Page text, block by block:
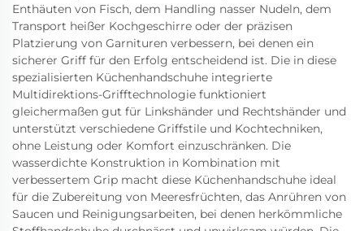
Enthäuten von Fisch, dem Handling nasser Nudeln, dem
Transport heißer Kochgeschirre oder der präzisen
Platzierung von Garnituren verbessern, bei denen ein
sicherer Griff für den Erfolg entscheidend ist. Die in diese
spezialisierten Küchenhandschuhe integrierte
Multidirektions-Grifftechnologie funktioniert
gleichermaßen gut für Linkshänder und Rechtshänder und
unterstützt verschiedene Griffstile und Kochtechniken,
ohne Leistung oder Komfort einzuschränken. Die
wasserdichte Konstruktion in Kombination mit
verbessertem Grip macht diese Küchenhandschuhe ideal
für die Zubereitung von Meeresfrüchten, das Anrühren von
Saucen und Reinigungsarbeiten, bei denen herkömmliche